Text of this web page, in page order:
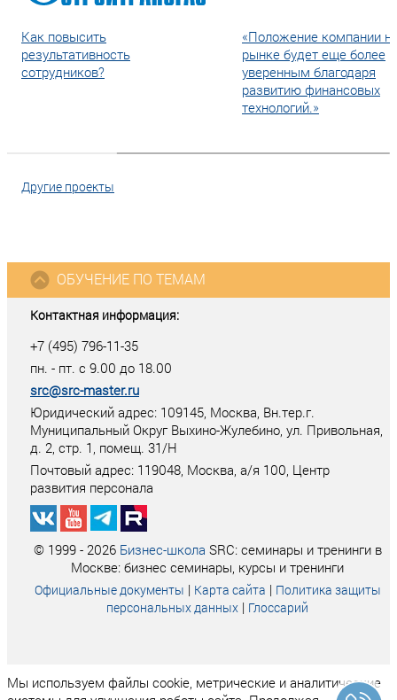
Как повысить
результативность
сотрудников?
«Положение компании
рынке будет еще более
уверенным благодаря
развитию финансовых
технологий.»
Другие проекты
Контактная информация:
+7 (495) 796-11-35
пн. - пт. с 9.00 до 18.00
src@src-master.ru
Юридический адрес: 109145, Москва, Вн.тер.г.
Муниципальный Округ Выхино-Жулебино, ул. Привольная,
д. 2, стр. 1, помещ. 31/Н
Почтовый адрес: 119048, Москва, а/я 100, Центр
развития персонала
ОБУЧЕНИЕ ПО ТЕМАМ
© 1999 - 2026 Бизнес-школа SRC: семинары и тренинги в
Москве: бизнес семинары, курсы и тренинги
Официальные документы | Карта сайта | Политика защиты
персональных данных | Глоссарий
Мы используем файлы cookie, метрические и аналитические